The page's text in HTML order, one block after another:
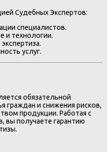
Судебных Экспертов:
специалистов.
и технологии.
услуг.
обязательной
граждан и снижения рисков,
продукции. Работая с
вы получаете гарантию